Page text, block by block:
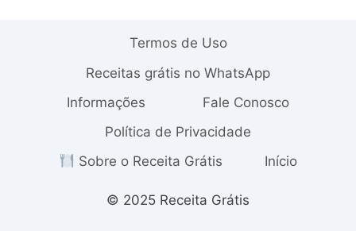
Termos de Uso
Receitas grátis no WhatsApp
Informações
Fale Conosco
Política de Privacidade
Sobre o Receita Grátis
Início
© 2025 Receita Grátis